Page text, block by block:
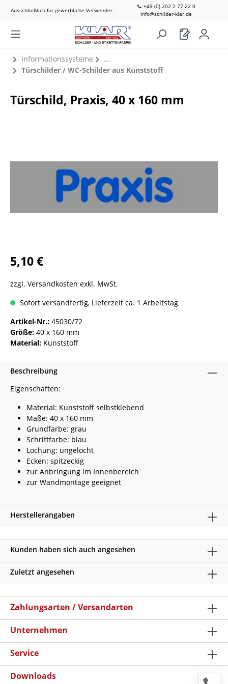
Ausschließlich für gewerbliche Verwender.
📞 +49 (0) 202 2 77 22 0
info@schilder-klar.de
Informationssysteme
Türschilder / WC-Schilder aus Kunststoff
Türschild, Praxis, 40 x 160 mm
5,10 €
zzgl. Versandkosten exkl. MwSt.
Sofort versandfertig, Lieferzeit ca. 1 Arbeitstag
Artikel-Nr.: 45030/72
Größe: 40 x 160 mm
Material: Kunststoff
Beschreibung
Eigenschaften:
Material: Kunststoff selbstklebend
Maße: 40 x 160 mm
Grundfarbe: grau
Schriftfarbe: blau
Lochung: ungelocht
Ecken: spitzeckig
zur Anbringung im Innenbereich
zur Wandmontage geeignet
Herstellerangaben
Kunden haben sich auch angesehen
Zuletzt angesehen
Zahlungsarten / Versandarten
Unternehmen
Service
Downloads